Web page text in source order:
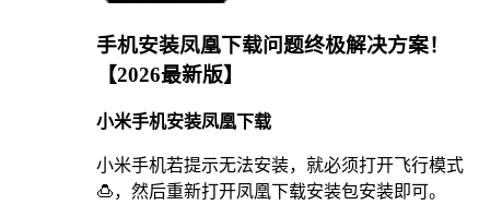
手机安装凤凰下载问题终极解决方案！
【2026最新版】
小米手机安装凤凰下载
小米手机若提示无法安装，就必须打开飞行模式
🍮，然后重新打开凤凰下载安装包安装即可。